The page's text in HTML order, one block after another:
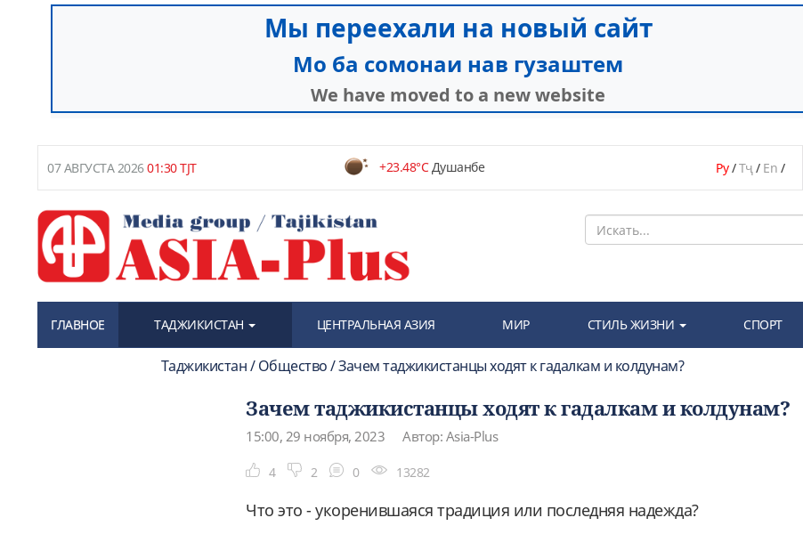
07 АВГУСТА 202601:30 TJT +23.48°CДушанбе Ру/Тҷ/ En /
ГЛАВНОЕ ТАДЖИКИСТАН ЦЕНТРАЛЬНАЯ АЗИЯ МИР СТИЛЬ ЖИЗНИ СПОРТ
Таджикистан / Общество / Зачем таджикистанцы ходят к гадалкам и колдунам?
Зачем таджикистанцы ходят к гадалкам и колдунам?
15:00, 29 ноября, 2023 Автор: Asia-Plus
4 2 0 13282
Что это - укоренившаяся традиция или последняя надежда?